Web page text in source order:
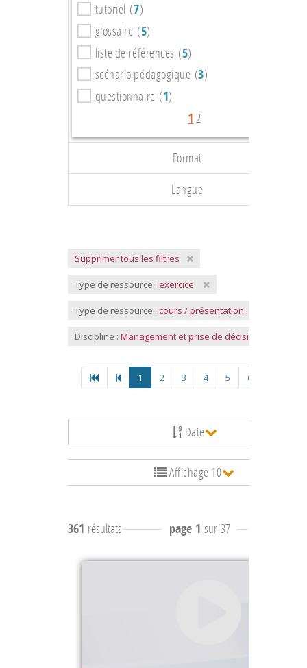
tutoriel (7)
glossaire (5)
liste de références (5)
scénario pédagogique (3)
questionnaire (1)
1 2
Format
Langue
Supprimer tous les filtres
Type de ressource : exercice
Type de ressource : cours / présentation
Discipline : Management et prise de décision
1 2 3 4 5 6
Date
Affichage 10
361 résultats page 1 sur 37